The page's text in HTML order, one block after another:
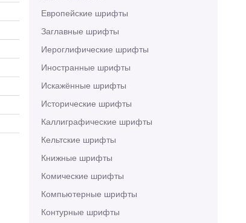
Европейские шрифты
Заглавные шрифты
Иероглифические шрифты
Иностранные шрифты
Искажённые шрифты
Исторические шрифты
Каллиграфические шрифты
Кельтские шрифты
Книжные шрифты
Комические шрифты
Компьютерные шрифты
Контурные шрифты